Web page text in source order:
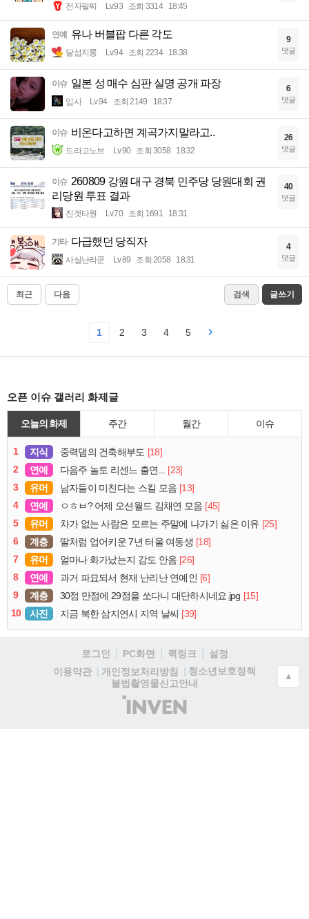
전자팔찌 Lv.93 조회 3314 18:45
연예 유나 버블팝 다른 각도
달섭지롱 Lv.94 조회 2234 18:38
9
댓글
이슈 일본 성 매수 심판 실명 공개 파장
입사 Lv.94 조회 2149 18:37
6
댓글
이슈 비온다고하면 계곡가지말라고..
드라고노브 Lv.90 조회 3058 18:32
26
댓글
이슈 260809 강원 대구 경북 민주당 당원대회 권
리당원 투표 결과
진겟타원 Lv.70 조회 1691 18:31
40
댓글
기타 다급했던 당직자
사실난라쿤 Lv.89 조회 2058 18:31
4
댓글
최근 다음 검색 글쓰기
1 2 3 4 5
오픈 이슈 갤러리 화제글
오늘의 화제 주간 월간 이슈
1 지식 중력댐의 건축해부도 [18]
2
연예 다음주 놀토 리센느 출연...
[23]
3
유머 남자들이 미친다는 스킬 모음 [13]
4
연예 ㅇㅎㅂ? 어제 오션월드 김채연 모음 [45]
5
유머 차가 없는 사람은 모르는 주말에 나가기 싫은 이유 [25]
6
계층 딸처럼 업어키운 7년 터울 여동생 [18]
7
유머 얼마나 화가났는지 감도 안옴 [26]
8
연예 과거 파묘되서 현재 난리난 연예인 [6]
9
계층 30점 만점에 29점을 쏘다니 대단하시네요.jpg [15]
10
사진 지금 북한 삼지연시 지역 날씨 [39]
로그인 PC화면 퀵링크
설정
이용약관
개인정보처리방침
청소년보호정책
불법촬영물신고안내
(주)
인
▲